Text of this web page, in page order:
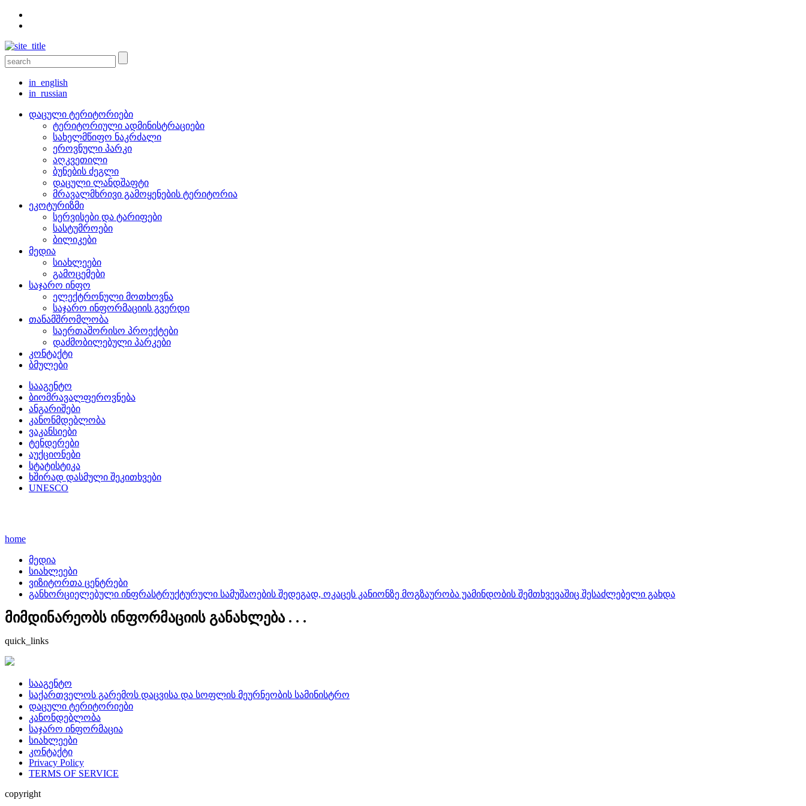
in_english
in_russian
დაცული ტერიტორიები
ტერიტორიული ადმინისტრაციები
სახელმწიფო ნაკრძალი
ეროვნული პარკი
აღკვეთილი
ბუნების ძეგლი
დაცული ლანდშაფტი
მრავალმხრივი გამოყენების ტერიტორია
ეკოტურიზმი
სერვისები და ტარიფები
სასტუმროები
ბილიკები
მედია
სიახლეები
გამოცემები
საჯარო ინფო
ელექტრონული მოთხოვნა
საჯარო ინფორმაციის გვერდი
თანამშრომლობა
საერთაშორისო პროექტები
დაძმობილებული პარკები
კონტაქტი
ბმულები
სააგენტო
ბიომრავალფეროვნება
ანგარიშები
კანონმდებლობა
ვაკანსიები
ტენდერები
აუქციონები
სტატისტიკა
ხშირად დასმული შეკითხვები
UNESCO
home
მედია
სიახლეები
ვიზიტორთა ცენტრები
განხორციელებული ინფრასტრუქტურული სამუშაოების შედეგად, ოკაცეს კანიონზე მოგზაურობა უამინდობის შემთხვევაშიც შესაძლებელი გახდა
მიმდინარეობს ინფორმაციის განახლება . . .
quick_links
სააგენტო
საქართველოს გარემოს დაცვისა და სოფლის მეურნეობის სამინისტრო
დაცული ტერიტორიები
კანონდებლობა
საჯარო ინფორმაცია
სიახლეები
კონტაქტი
Privacy Policy
TERMS OF SERVICE
copyright